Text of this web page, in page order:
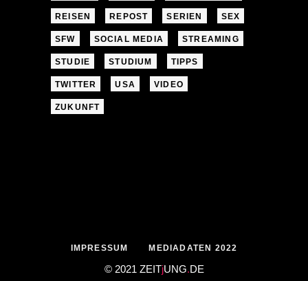
REISEN REPOST SERIEN SEX
SFW SOCIAL MEDIA STREAMING
STUDIE STUDIUM TIPPS
TWITTER USA VIDEO
ZUKUNFT
IMPRESSUM MEDIADATEN 2022
© 2021 ZEITjUNG.DE